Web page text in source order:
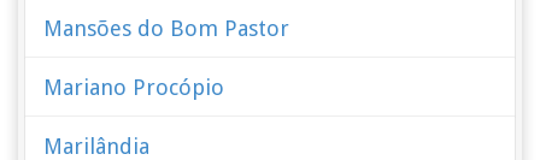
Mansões do Bom Pastor
Mariano Procópio
Marilândia